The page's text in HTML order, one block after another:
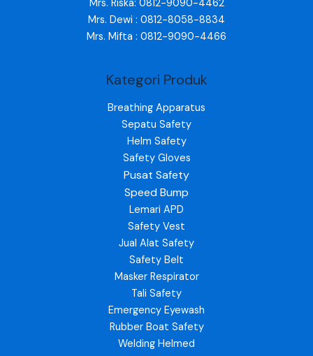
Mrs. Riska: 0812-9090-4462
Mrs. Dewi : 0812-8058-8834
Mrs. Mifta : 0812-9090-4466
Kategori Produk
Breathing Apparatus
Sepatu Safety
Helm Safety
Safety Gloves
Pusat Safety
Speed Bump
Lemari APD
Safety Vest
Jual Alat Safety
Safety Belt
Masker Respirator
Tali Safety
Emergency Eyewash
Rubber Boat Safety
Welding Helmed